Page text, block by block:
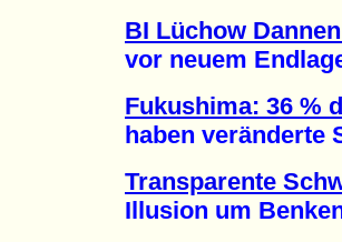
BI Lüchow
vor neuem
Fukushima: 36 %
haben veränderte
Transparente
Illusion um Benken